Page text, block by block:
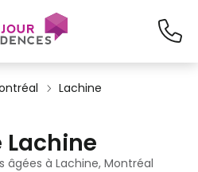
Lachine
Lachine
âgées à Lachine, Montréal